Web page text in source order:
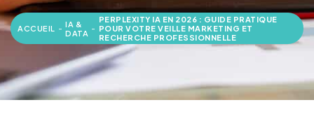
ACCUEIL - IA &
DATA -
PERPLEXITY IA EN 2026 : GUIDE PRATIQUE
POUR VOTRE VEILLE MARKETING ET
RECHERCHE PROFESSIONNELLE